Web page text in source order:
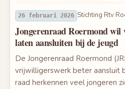
26 februari 2026 Stichting Rtv
Jongerenraad Roermond
laten aansluiten bij de jeugd
De Jongerenraad Roermond
vrijwilligerswerk beter aansluit
raad herkennen veel jongeren